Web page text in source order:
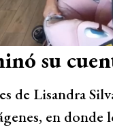
su
de Lisandra
en